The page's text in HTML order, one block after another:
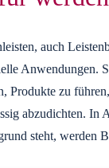
auch
Anwendungen.
Produkte zu
abzudichten. In
steht, werden